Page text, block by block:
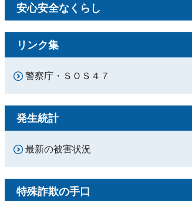
安心安全なくらし
リンク集
警察庁・ＳＯＳ４７
発生統計
最新の被害状況
特殊詐欺の手口